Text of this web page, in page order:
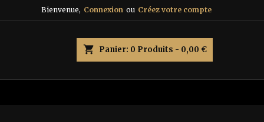
Bienvenue, Connexion ou Créez votre compte
shopping_cart Panier: 0 Produits - 0,00 €